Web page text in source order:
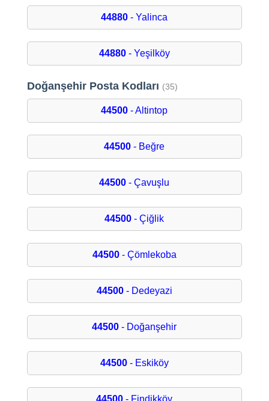
44880 - Yalinca
44880- Yeşilköy
Doğanşehir Posta Kodları (35)
44500 - Altintop
44500 - Beğre
44500 - Çavuşlu
44500 - Çiğlik
44500- Çömlekoba
44500- Dedeyazi
44500 - Doğanşehir
44500- Eskiköy